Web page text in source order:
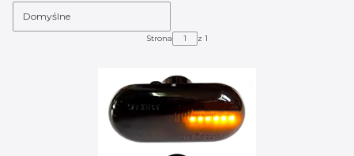
Domyślne
Strona z 1